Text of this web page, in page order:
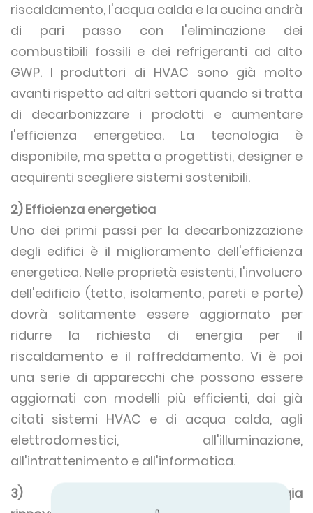
riscaldamento, l'acqua calda e la cucina andrà
di pari passo con l'eliminazione dei
combustibili fossili e dei refrigeranti ad alto
GWP. I produttori di HVAC sono già molto
avanti rispetto ad altri settori quando si tratta
di decarbonizzare i prodotti e aumentare
l'efficienza energetica. La tecnologia è
disponibile, ma spetta a progettisti, designer e
acquirenti scegliere sistemi sostenibili.
2) Efficienza energetica
Uno dei primi passi per la decarbonizzazione
degli edifici è il miglioramento dell'efficienza
energetica. Nelle proprietà esistenti, l'involucro
dell'edificio (tetto, isolamento, pareti e porte)
dovrà solitamente essere aggiornato per
ridurre la richiesta di energia per il
riscaldamento e il raffreddamento. Vi è poi
una serie di apparecchi che possono essere
aggiornati con modelli più efficienti, dai già
citati sistemi HVAC e di acqua calda, agli
elettrodomestici, all'illuminazione,
all'intrattenimento e all'informatica.
3) Passare all'energia